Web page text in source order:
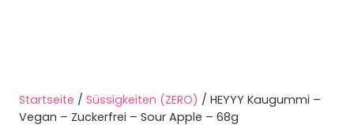
Startseite / Süssigkeiten (ZERO) / HEYYY Kaugummi –
Vegan – Zuckerfrei – Sour Apple – 68g